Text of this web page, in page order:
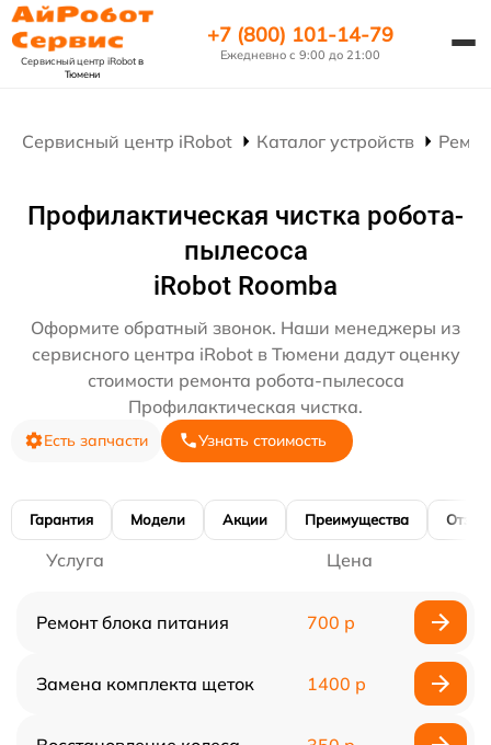
Сервисный центр iRobotв
Тюмени
+7 (800) 101-14-79
Ежедневно с 9:00 до 21:00
Сервисный центр iRobot Каталог устройств
Профилактическая чистка робота-
пылесоса
iRobot Roomba
Оформите обратный звонок. Наши менеджеры из
сервисного центра iRobot в Тюмени дадут оценку
стоимости ремонта робота-пылесоса
Профилактическая чистка.
Есть запчасти Узнать стоимость
Гарантия Модели Акции Преимущества
Услуга Цена
Ремонт блока питания 700 р
Замена комплекта щеток 1400 р